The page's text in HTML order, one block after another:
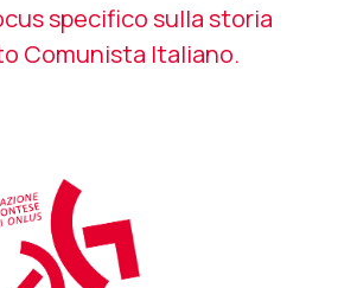
specifico sulla storia
Comunista Italiano.